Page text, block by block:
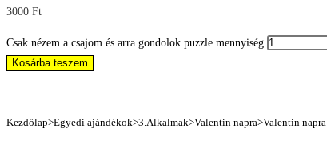
3000 Ft
Csak nézem a csajom és arra gondolok puzzle mennyiség
Kosárba teszem
Kezdőlap>Egyedi ajándékok>3.Alkalmak>Valentin napra>Valentin